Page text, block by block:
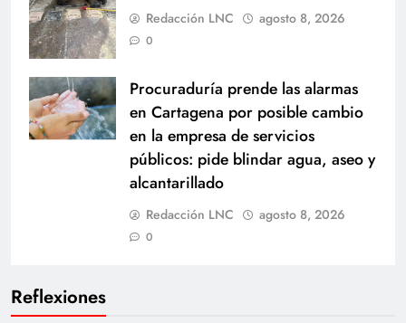
Reflexiones
Redacción LNC agosto 8, 2026
0
Procuraduría prende las alarmas
en Cartagena por posible cambio
en la empresa de servicios
públicos: pide blindar agua, aseo y
alcantarillado
Redacción LNC agosto 8, 2026
0